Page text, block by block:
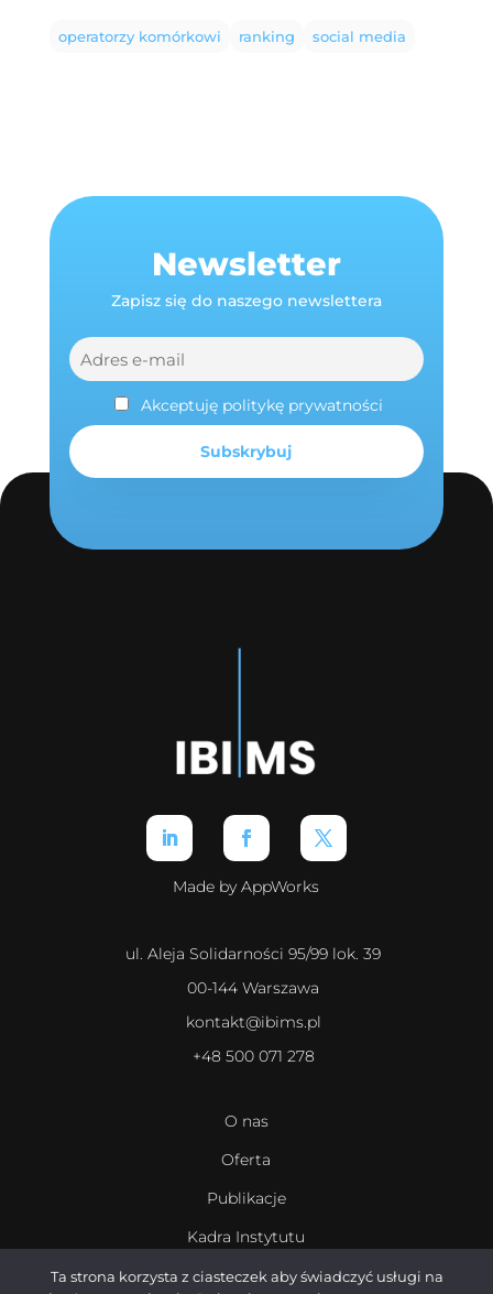
operatorzy komórkowi ranking social media
Newsletter
Zapisz się do naszego newslettera
Akceptuję politykę prywatności
Made by AppWorks
ul. Aleja Solidarności 95/99 lok. 39
00-144 Warszawa
kontakt@ibims.pl
+48 500 071 278
O nas
Oferta
Publikacje
Kadra Instytutu
Kariera
Ta strona korzysta z ciasteczek aby świadczyć usługi na